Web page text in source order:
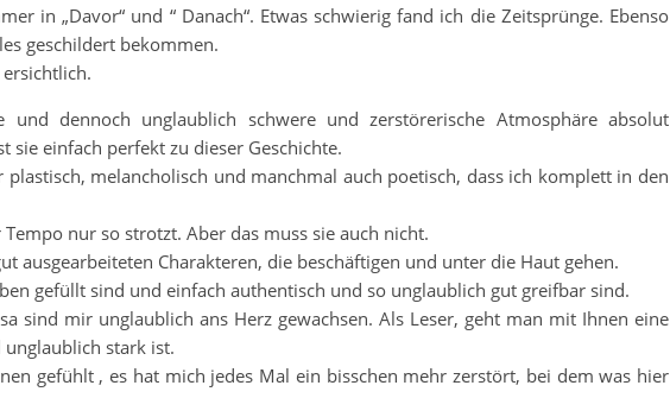
in „Davor“ und “ Danach“. Etwas schwierig fand ich die Zeitsprünge. Ebenso
geschildert bekommen.
dennoch unglaublich schwere und zerstörerische Atmosphäre absolut
sie einfach perfekt zu dieser Geschichte.
melancholisch und manchmal auch poetisch, dass ich komplett in den
nur so strotzt. Aber das muss sie auch nicht.
ausgearbeiteten Charakteren, die beschäftigen und unter die Haut gehen.
gefüllt sind und einfach authentisch und so unglaublich gut greifbar sind.
sind mir unglaublich ans Herz gewachsen. Als Leser, geht man mit Ihnen eine
stark ist.
gefühlt , es hat mich jedes Mal ein bisschen mehr zerstört, bei dem was hier